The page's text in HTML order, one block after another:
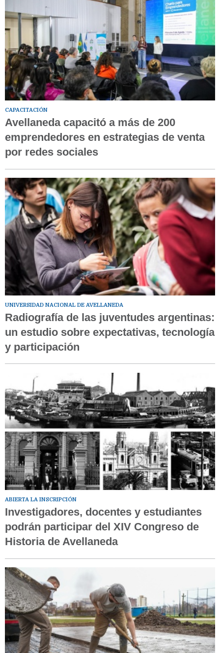
CAPACITACIÓN
Avellaneda capacitó a más de 200
emprendedores en estrategias de venta
por redes sociales
UNIVERSIDAD NACIONAL DE AVELLANEDA
Radiografía de las juventudes argentinas:
un estudio sobre expectativas, tecnología
y participación
ABIERTA LA INSCRIPCIÓN
Investigadores, docentes y estudiantes
podrán participar del XIV Congreso de
Historia de Avellaneda